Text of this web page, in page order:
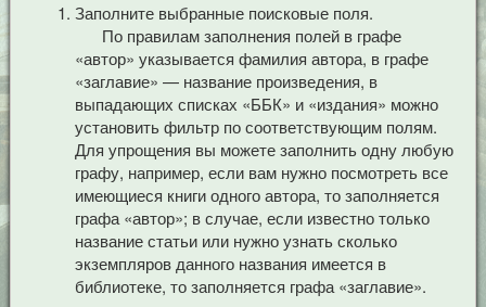
Заполните выбранные поисковые поля.
По правилам заполнения полей в графе
«автор» указывается фамилия автора, в графе
«заглавие» — название произведения, в
выпадающих списках «ББК» и «издания» можно
установить фильтр по соответствующим полям.
Для упрощения вы можете заполнить одну любую
графу, например, если вам нужно посмотреть все
имеющиеся книги одного автора, то заполняется
графа «автор»; в случае, если известно только
название статьи или нужно узнать сколько
экземпляров данного названия имеется в
библиотеке, то заполняется графа «заглавие».